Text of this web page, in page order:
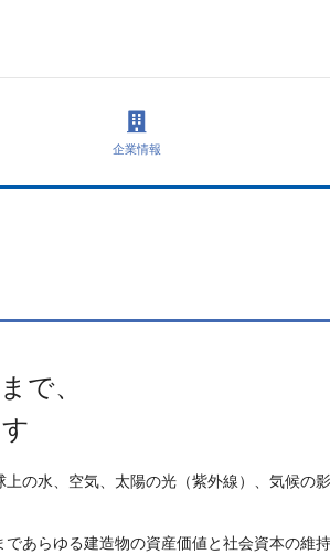
企業情報
で、
の水、空気、太陽の光（紫外線）、気候の
あらゆる建造物の資産価値と社会資本の維